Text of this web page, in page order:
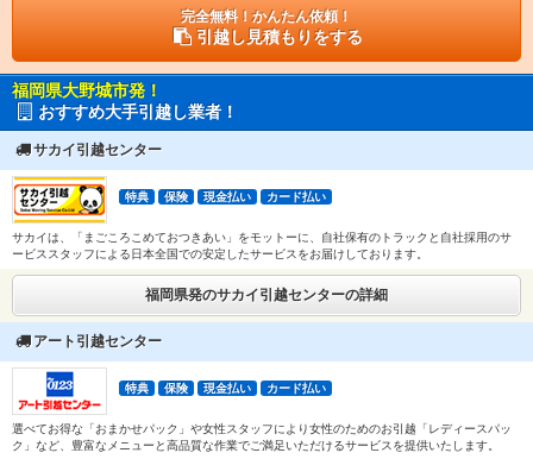
完全無料！かんたん依頼！
引越し見積もりをする
福岡県大野城市発！
おすすめ大手引越し業者！
サカイ引越センター
特典 保険 現金払い カード払い
サカイは、「まごころこめておつきあい」をモットーに、自社保有のトラックと自社採用のサ
ービススタッフによる日本全国での安定したサービスをお届けしております。
福岡県発のサカイ引越センターの詳細
アート引越センター
特典 保険 現金払い カード払い
選べてお得な「おまかせパック」や女性スタッフにより女性のためのお引越「レディースパッ
ク」など、豊富なメニューと高品質な作業でご満足いただけるサービスを提供いたします。